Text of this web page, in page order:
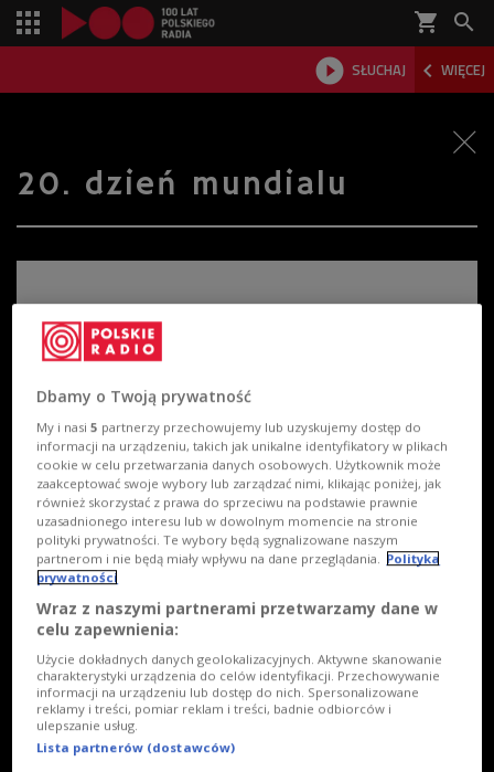
shopping_cart 
 SŁUCHAJ  WIĘCEJ

20. dzień mundialu
Dbamy o Twoją prywatność
My i nasi5 partnerzy przechowujemy lub uzyskujemy dostęp do
informacji na urządzeniu, takich jak unikalne identyfikatory w plikach
cookie w celu przetwarzania danych osobowych. Użytkownik może
zaakceptować swoje wybory lub zarządzać nimi, klikając poniżej, jak
również skorzystać z prawa do sprzeciwu na podstawie prawnie
uzasadnionego interesu lub w dowolnym momencie na stronie
polityki prywatności. Te wybory będą sygnalizowane naszym
partnerom i nie będą miały wpływu na dane przeglądania.
Polityka
prywatności
Wraz z naszymi partnerami przetwarzamy dane w
celu zapewnienia:
Użycie dokładnych danych geolokalizacyjnych. Aktywne skanowanie
charakterystyki urządzenia do celów identyfikacji. Przechowywanie
informacji na urządzeniu lub dostęp do nich. Spersonalizowane
reklamy i treści, pomiar reklam i treści, badnie odbiorców i
ulepszanie usług.
Lista partnerów (dostawców)